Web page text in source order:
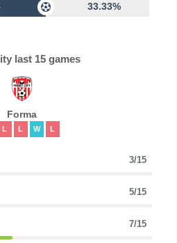
33.33%
last 15 games
Forma
L L W L
3/15
5/15
7/15